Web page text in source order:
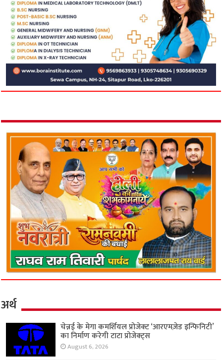
अर्थ
चेन्नई के मेगा कमर्शियल प्रोजेक्ट ‘आरएमज़ेड इन्फिनिटी’
का निर्माण करेगी टाटा प्रोजेक्ट्स
August 6, 2026